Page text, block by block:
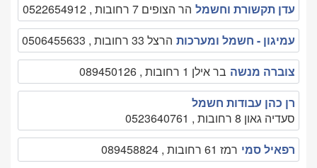
עדן תקשורת וחשמל הר הצופים 7 רחובות , 0522654912
עמיגון - חשמל ומערכות הרצל 33 רחובות , 0506455633
צוברה מנשה בר אילן 1 רחובות , 089450126
רן כהן עבודות חשמל
סעדיה גאון 8 רחובות , 0523640761
רפאיל סמי רמז 61 רחובות , 089458824